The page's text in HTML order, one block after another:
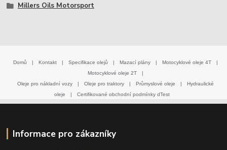
Millers Oils Motorsport
Domů | Kontakt | Specifikace olejů | Mazací plány | Motocyklové oleje 4T
|
Motocyklové oleje 2T
|
Oleje pro nákladní vozy
| Oleje pro traktory | Průmyslové oleje |
Hydraulické
oleje
| Certifikované obchodní podmínky dTest
Informace pro zákazníky